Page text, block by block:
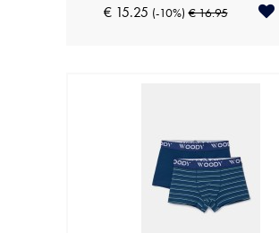
€ 15.25 (-10%) € 16.95